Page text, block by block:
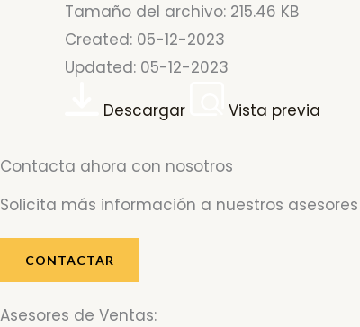
Tamaño del archivo: 215.46 KB
Created: 05-12-2023
Updated: 05-12-2023
Descargar
Vista previa
Contacta ahora con nosotros
Solicita más información a nuestros
CONTACTAR
Asesores de Ventas: